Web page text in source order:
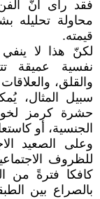
فقد رأى أنّ
محاولة تحليله
قيمته.
لكنّ هذا لا
نفسية عميقة
والقلق،
سبيل المثال،
حشرة كرمز
الجنسية، أو
وعلى الصعيد
للظروف
كافكا فترةً من
بالصراع بين